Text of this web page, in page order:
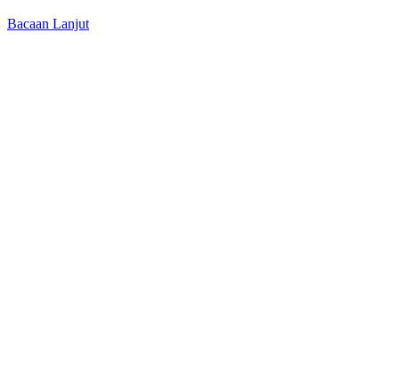
Bacaan Lanjut